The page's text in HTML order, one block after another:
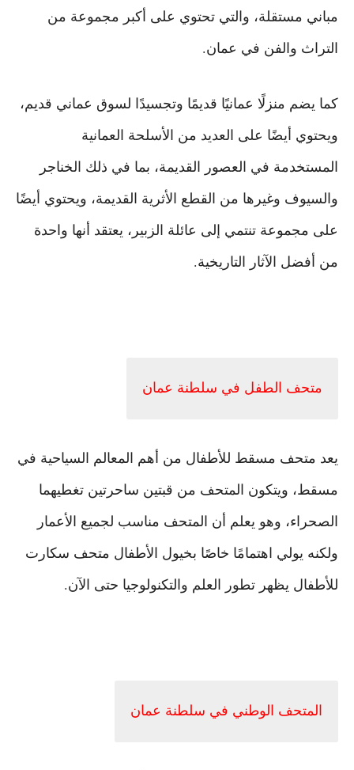
مباني مستقلة، والتي تحتوي على أكبر مجموعة من
التراث والفن في عمان.
كما يضم منزلًا عمانيًا قديمًا وتجسيدًا لسوق عماني قديم،
ويحتوي أيضًا على العديد من الأسلحة العمانية
المستخدمة في العصور القديمة، بما في ذلك الخناجر
والسيوف وغيرها من القطع الأثرية القديمة، ويحتوي أيضًا
على مجموعة تنتمي إلى عائلة الزبير، يعتقد أنها واحدة
من أفضل الآثار التاريخية.
متحف الطفل في سلطنة عمان
يعد متحف مسقط للأطفال من أهم المعالم السياحية في
مسقط، ويتكون المتحف من قبتين ساحرتين تغطيهما
الصحراء، وهو يعلم أن المتحف مناسب لجميع الأعمار
ولكنه يولي اهتمامًا خاصًا بخيول الأطفال متحف سكارت
للأطفال يظهر تطور العلم والتكنولوجيا حتى الآن.
المتحف الوطني في سلطنة عمان